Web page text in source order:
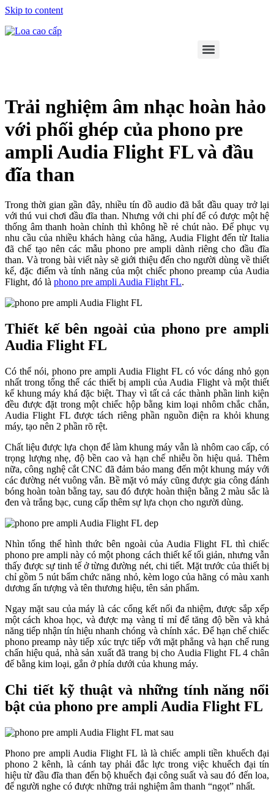
Skip to content
Trải nghiệm âm nhạc hoàn hảo
với phối ghép của phono pre
ampli Audia Flight FL và đầu
đĩa than
Trong thời gian gần đây, nhiều tín đồ audio đã bắt đầu quay trở lại
với thú vui chơi đầu đĩa than. Nhưng với chi phí để có được một hệ
thống âm thanh hoàn chỉnh thì không hề rẻ chút nào. Để phục vụ
nhu cầu của nhiều khách hàng của hãng, Audia Flight đến từ Italia
đã chế tạo nên các mẫu phono pre ampli dành riêng cho đầu đĩa
than. Và trong bài viết này sẽ giới thiệu đến cho người dùng về thiết
kế, đặc điểm và tính năng của một chiếc phono preamp của Audia
Flight, đó là phono pre ampli Audia Flight FL.
Thiết kế bên ngoài của phono pre ampli
Audia Flight FL
Có thể nói, phono pre ampli Audia Flight FL có vóc dáng nhỏ gọn
nhất trong tổng thể các thiết bị ampli của Audia Flight và một thiết
kế khung máy khá đặc biệt. Thay vì tất cả các thành phần linh kiện
đều được đặt trong một chiếc hộp bằng kim loại nhôm chắc chắn,
Audia Flight FL được tách riêng phần nguồn điện ra khỏi khung
máy, tạo nên 2 phần rõ rệt.
Chất liệu được lựa chọn để làm khung máy vẫn là nhôm cao cấp, có
trọng lượng nhẹ, độ bền cao và hạn chế nhiễu ồn hiệu quả. Thêm
nữa, công nghệ cắt CNC đã đảm bảo mang đến một khung máy với
các đường nét vuông vắn. Bề mặt vỏ máy cũng được gia công đánh
bóng hoàn toàn bằng tay, sau đó được hoàn thiện bằng 2 màu sắc là
đen và trắng bạc, cung cấp thêm sự lựa chọn cho người dùng.
Nhìn tổng thể hình thức bên ngoài của Audia Flight FL thì chiếc
phono pre ampli này có một phong cách thiết kế tối giản, nhưng vẫn
thấy được sự tinh tế ở từng đường nét, chi tiết. Mặt trước của thiết bị
chỉ gồm 5 nút bẩm chức năng nhỏ, kèm logo của hãng có màu xanh
dương ấn tượng và tên thương hiệu, tên sản phẩm.
Ngay mặt sau của máy là các cổng kết nối đa nhiệm, được sắp xếp
một cách khoa học, và được mạ vàng tỉ mỉ để tăng độ bền và khả
năng tiếp nhận tín hiệu nhanh chóng và chính xác. Để hạn chế chiếc
phono preamp này tiếp xúc trực tiếp với mặt phẳng và hạn chế rung
chấn hiệu quả, nhà sản xuất đã trang bị cho Audia Flight FL 4 chân
đế bằng kim loại, gắn ở phía dưới của khung máy.
Chi tiết kỹ thuật và những tính năng nổi
bật của phono pre ampli Audia Flight FL
Phono pre ampli Audia Flight FL là là chiếc ampli tiền khuếch đại
phono 2 kênh, là cánh tay phải đắc lực trong việc khuếch đại tín
hiệu từ đầu đĩa than đến bộ khuếch đại công suất và sau đó đến loa,
để người nghe có được những trải nghiệm âm thanh “ngọt” nhất.